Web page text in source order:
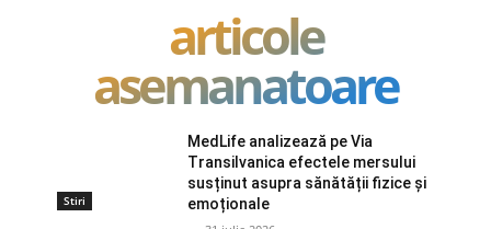
articole
asemanatoare
Stiri
MedLife analizează pe Via
Transilvanica efectele mersului
susținut asupra sănătății fizice și
emoționale